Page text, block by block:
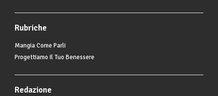
Rubriche
Mangia Come Parli
Progettiamo Il Tuo Benessere
Redazione